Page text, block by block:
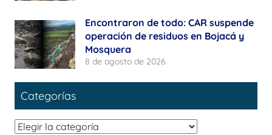
Encontraron de todo: CAR suspende
operación de residuos en Bojacá y
Mosquera
8 de agosto de 2026
Categorías
Categorías